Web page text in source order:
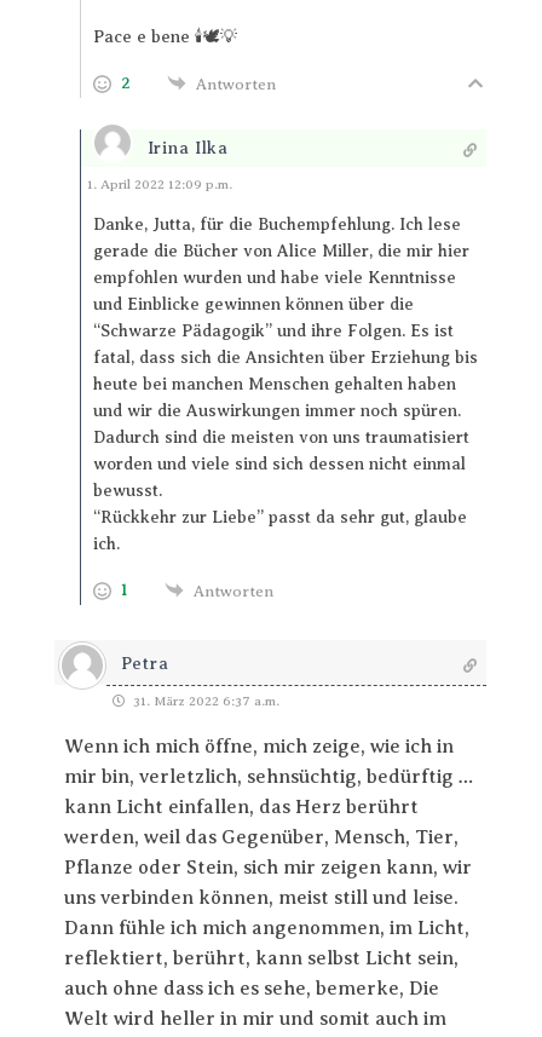
Pace e bene 🕯️🕊️💡
2 Antworten
Irina Ilka
Antworten
1. April 2022 12:09 p.m.
Danke, Jutta, für die Buchempfehlung. Ich lese
gerade die Bücher von Alice Miller, die mir hier
empfohlen wurden und habe viele Kenntnisse
und Einblicke gewinnen können über die
“Schwarze Pädagogik” und ihre Folgen. Es ist
fatal, dass sich die Ansichten über Erziehung bis
heute bei manchen Menschen gehalten haben
und wir die Auswirkungen immer noch spüren.
Dadurch sind die meisten von uns traumatisiert
worden und viele sind sich dessen nicht einmal
bewusst.
“Rückkehr zur Liebe” passt da sehr gut, glaube
ich.
1 Antworten
Petra
31. März 2022 6:37 a.m.
Wenn ich mich öffne, mich zeige, wie ich in
mir bin, verletzlich, sehnsüchtig, bedürftig …
kann Licht einfallen, das Herz berührt
werden, weil das Gegenüber, Mensch, Tier,
Pflanze oder Stein, sich mir zeigen kann, wir
uns verbinden können, meist still und leise.
Dann fühle ich mich angenommen, im Licht,
reflektiert, berührt, kann selbst Licht sein,
auch ohne dass ich es sehe, bemerke, Die
Welt wird heller in mir und somit auch im